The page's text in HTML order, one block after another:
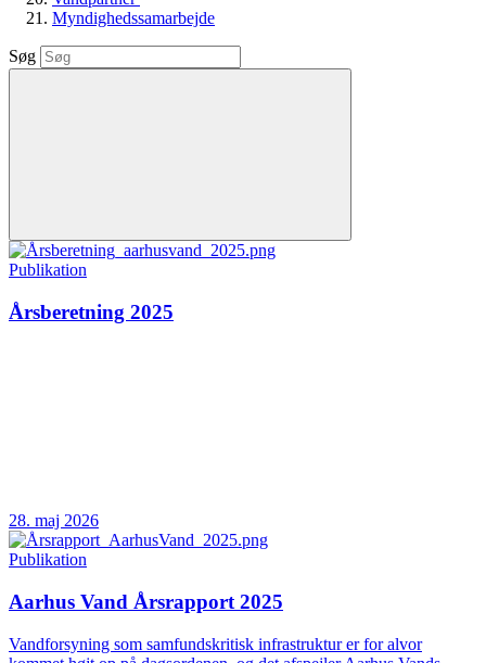
Myndighedssamarbejde
Søg
Publikation
Årsberetning 2025
28. maj 2026
Publikation
Aarhus Vand Årsrapport 2025
Vandforsyning som samfundskritisk infrastruktur er for alvor